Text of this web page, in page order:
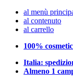
al menù
al contenuto
al carrello
100%
Italia:
Almeno 1